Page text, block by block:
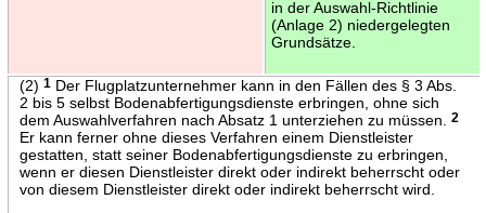
in der Auswahl-Richtlinie
(Anlage 2) niedergelegten
Grundsätze.
(2) 1Der Flugplatzunternehmer kann in den Fällen des § 3 Abs.
2 bis 5 selbst Bodenabfertigungsdienste erbringen, ohne sich
dem Auswahlverfahren nach Absatz 1 unterziehen zu müssen.
2
Er kann ferner ohne dieses Verfahren einem Dienstleister
gestatten, statt seiner Bodenabfertigungsdienste zu erbringen,
wenn er diesen Dienstleister direkt oder indirekt beherrscht oder
von diesem Dienstleister direkt oder indirekt beherrscht wird.